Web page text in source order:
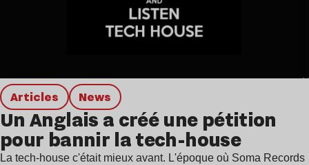
Articles news
Un Anglais a créé une pétition
pour bannir la tech-house
La tech-house c'était mieux avant. L'époque où Soma Records